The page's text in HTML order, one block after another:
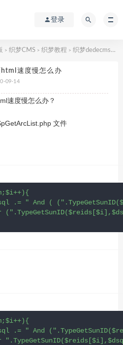
登录
> 织梦CMS > 织梦教程 > 织梦dedecms生成静态页html速度慢怎么办
速度慢怎么办
09-14
速度慢怎么办？
文件
.= " And (
.= " And